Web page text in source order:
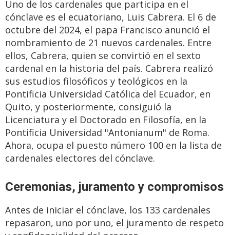
Uno de los cardenales que participa en el
cónclave es el ecuatoriano, Luis Cabrera. El 6 de
octubre del 2024, el papa Francisco anunció el
nombramiento de 21 nuevos cardenales. Entre
ellos, Cabrera, quien se convirtió en el sexto
cardenal en la historia del país. Cabrera realizó
sus estudios filosóficos y teológicos en la
Pontificia Universidad Católica del Ecuador, en
Quito, y posteriormente, consiguió la
Licenciatura y el Doctorado en Filosofía, en la
Pontificia Universidad "Antonianum" de Roma.
Ahora, ocupa el puesto número 100 en la lista de
cardenales electores del cónclave.
Ceremonias, juramento y compromisos
Antes de iniciar el cónclave, los 133 cardenales
repasaron, uno por uno, el juramento de respeto